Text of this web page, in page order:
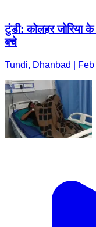
टुंडी: कोलहर जोरिया के
बचे
Tundi, Dhanbad |